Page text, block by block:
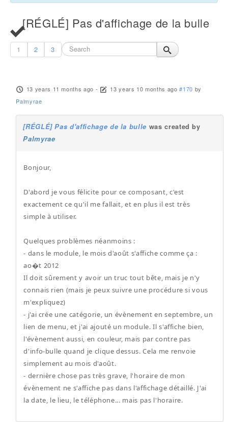
[RÉGLÉ] Pas d'affichage de la bulle
1 2 3
13 years 11 months ago - 13 years 10 months ago #170 by
Palmyrae
[RÉGLÉ] Pas d'affichage de la bulle was created by
Palmyrae
Bonjour,
D'abord je vous félicite pour ce composant, c'est
exactement ce qu'il me fallait, et en plus il est très
simple à utiliser.
Quelques problèmes néanmoins :
- dans le module, le mois d'août s'affiche comme ça :
ao�t 2012
Il doit sûrement y avoir un truc tout bête, mais je n'y
connais rien (mais je peux suivre une procédure si vous
m'expliquez)
- j'ai crée une catégorie, un évènement en septembre, un
lien de menu, et j'ai ajouté un module. Il s'affiche bien,
l'évènement aussi, en couleur, mais par contre pas
d'info-bulle quand je clique dessus. Cela me renvoie
simplement au mois d'août.
- dernière chose pas très grave, l'horaire de mon
évènement ne s'affiche pas dans l'affichage détaillé. J'ai
la date, le lieu, le téléphone... mais pas l'horaire.